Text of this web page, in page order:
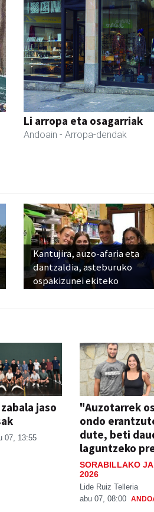
Li arropa eta osagarriak
Andoain - Arropa-dendak
Kantujira, auzo-afaria eta
dantzaldia, asteburuko
ospakizunei ekiteko
jaso
07, 13:55
"Auzotarrek
ondo
dute, beti
laguntzeko
SORABILLAKO
2026
Lide Ruiz Telleria
abu 07, 08:00